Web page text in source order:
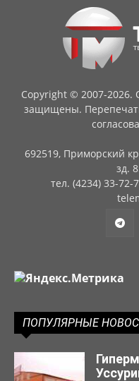
Copyright © 2007-2026.
защищены.
692519, Приморский
зд.
тел. (4234) 33-72-
ПОПУЛЯРНЫЕ